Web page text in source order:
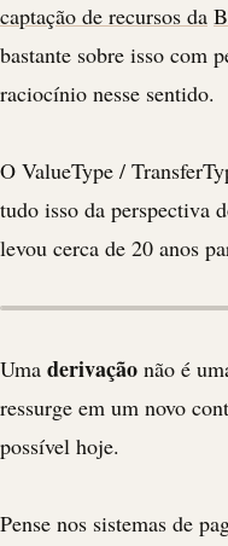
captação de recursos da
bastante sobre isso com
raciocínio nesse sentido.
O ValueType /
tudo isso da perspectiva
levou cerca de 20 anos
Uma derivação não é
ressurge em um novo
possível hoje.
Pense nos sistemas de